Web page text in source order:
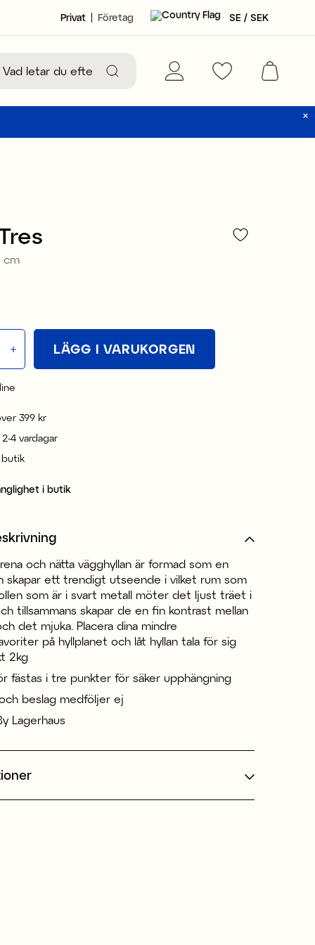
Privat Företag SE / SEK
cm
kr
LÄGG I VARUKORGEN
399 kr
4 vardagar
butik
i butik
och nätta vägghyllan är formad som en
skapar ett trendigt utseende i vilket rum som
som är i svart metall möter det ljust träet i
tillsammans skapar de en fin kontrast mellan
det mjuka. Placera dina mindre
på hyllplanet och låt hyllan tala för sig
2kg
fästas i tre punkter för säker upphängning
beslag medföljer ej
Lagerhaus